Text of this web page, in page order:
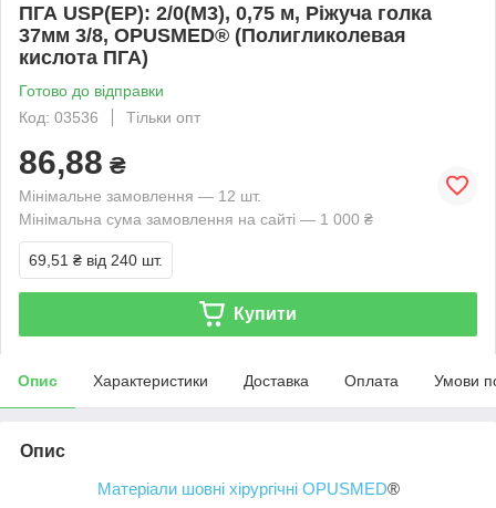
ПГА USP(EP): 2/0(М3), 0,75 м, Ріжуча голка
37мм 3/8, OPUSMED® (Полигликолевая
кислота ПГА)
Готово до відправки
Код: 03536
Тільки опт
86,88 ₴
Мінімальне замовлення — 12 шт.
Мінімальна сума замовлення на сайті — 1 000 ₴
69,51 ₴ від 240 шт.
Купити
Опис Характеристики Доставка Оплата Умови
Опис
Матеріали шовні хірургічні OPUSMED®